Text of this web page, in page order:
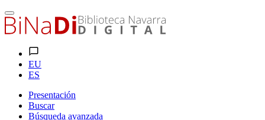
EU
ES
Presentación
Buscar
Búsqueda avanzada